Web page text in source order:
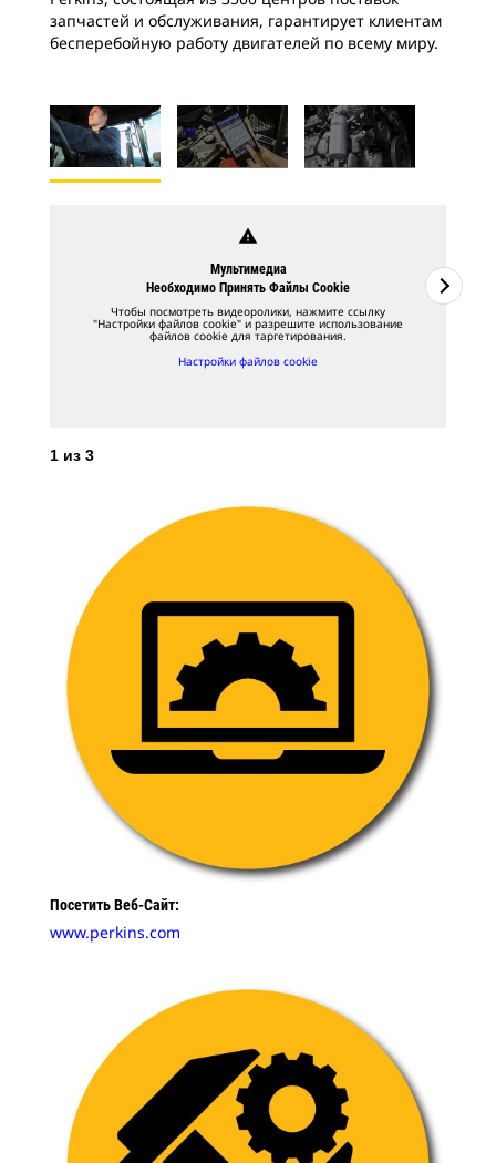
запчастей и обслуживания, гарантирует клиентам
бесперебойную работу двигателей по всему миру.
warning
Мультимедиа
Необходимо Принять Файлы Cookie
Чтобы посмотреть видеоролики, нажмите ссылку
"Настройки файлов cookie" и разрешите использование
файлов cookie для таргетирования.
Настройки файлов cookie
1 из 3
Посетить Веб-Сайт:
www.perkins.com